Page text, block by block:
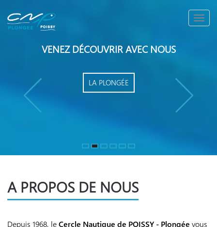
VENEZ DÉCOUVRIR AVEC NOUS
LA PLONGÉE
1 2 3 4 5 6
A PROPOS DE NOUS
Depuis 1968, leCercle Nautique de POISSY - Plongée vous